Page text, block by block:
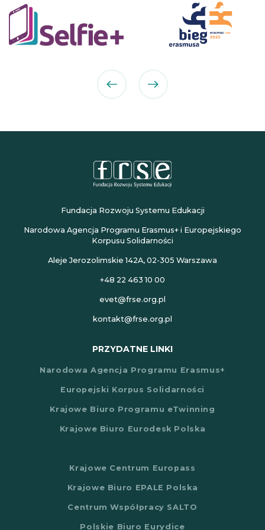
następny
Fundacja Rozwoju Systemu Edukacji
Narodowa Agencja Programu Erasmus+ i Europejskiego
Korpusu Solidarności
Aleje Jerozolimskie 142A, 02-305 Warszawa
+48 22 463 10 00
evet@frse.org.pl
kontakt@frse.org.pl
PRZYDATNE LINKI
Narodowa Agencja Programu Erasmus+
Europejski Korpus Solidarności
Krajowe Biuro Programu eTwinning
Krajowe Biuro Eurodesk Polska
Krajowe Centrum Europass
Krajowe Biuro EPALE Polska
Centrum Współpracy SALTO
Polskie Biuro Eurydice